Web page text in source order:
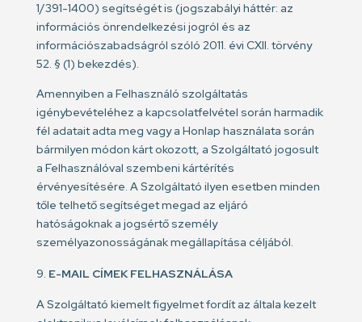
1/391-1400) segítségét is (jogszabályi háttér: az
információs önrendelkezési jogról és az
információszabadságról szóló 2011. évi CXII. törvény
52. § (1) bekezdés).
Amennyiben a Felhasználó szolgáltatás
igénybevételéhez a kapcsolatfelvétel során harmadik
fél adatait adta meg vagy a Honlap használata során
bármilyen módon kárt okozott, a Szolgáltató jogosult
a Felhasználóval szembeni kártérítés
érvényesítésére. A Szolgáltató ilyen esetben minden
tőle telhető segítséget megad az eljáró
hatóságoknak a jogsértő személy
személyazonosságának megállapítása céljából.
E-MAIL CÍMEK FELHASZNÁLÁSA
A Szolgáltató kiemelt figyelmet fordít az általa kezelt